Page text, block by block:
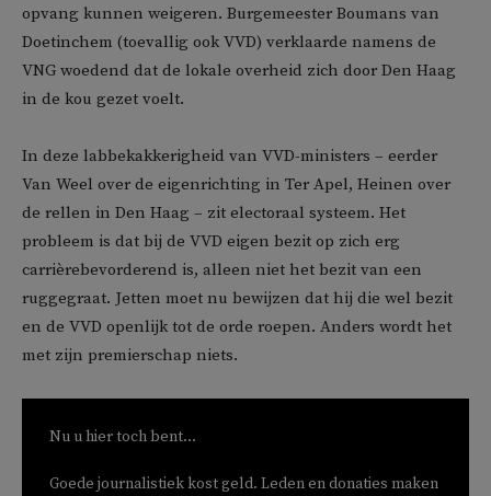
opvang kunnen weigeren. Burgemeester Boumans van
Doetinchem (toevallig ook VVD) verklaarde namens de
VNG woedend dat de lokale overheid zich door Den Haag
in de kou gezet voelt.
In deze labbekakkerigheid van VVD-ministers – eerder
Van Weel over de eigenrichting in Ter Apel, Heinen over
de rellen in Den Haag – zit electoraal systeem. Het
probleem is dat bij de VVD eigen bezit op zich erg
carrièrebevorderend is, alleen niet het bezit van een
ruggegraat. Jetten moet nu bewijzen dat hij die wel bezit
en de VVD openlijk tot de orde roepen. Anders wordt het
met zijn premierschap niets.
Nu u hier toch bent...
Goede journalistiek kost geld. Leden en donaties maken